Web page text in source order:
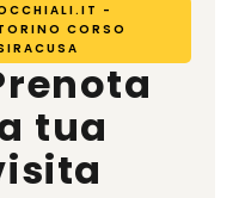
-
CORSO
tua